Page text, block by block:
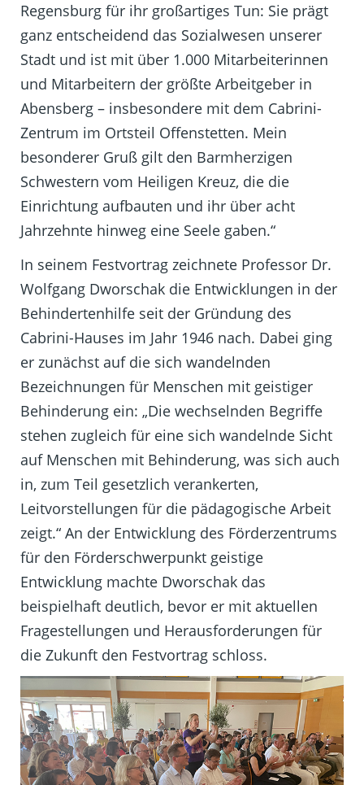
Regensburg für ihr großartiges Tun: Sie prägt
ganz entscheidend das Sozialwesen unserer
Stadt und ist mit über 1.000 Mitarbeiterinnen
und Mitarbeitern der größte Arbeitgeber in
Abensberg – insbesondere mit dem Cabrini-
Zentrum im Ortsteil Offenstetten. Mein
besonderer Gruß gilt den Barmherzigen
Schwestern vom Heiligen Kreuz, die die
Einrichtung aufbauten und ihr über acht
Jahrzehnte hinweg eine Seele gaben.“
In seinem Festvortrag zeichnete Professor Dr.
Wolfgang Dworschak die Entwicklungen in der
Behindertenhilfe seit der Gründung des
Cabrini-Hauses im Jahr 1946 nach. Dabei ging
er zunächst auf die sich wandelnden
Bezeichnungen für Menschen mit geistiger
Behinderung ein: „Die wechselnden Begriffe
stehen zugleich für eine sich wandelnde Sicht
auf Menschen mit Behinderung, was sich auch
in, zum Teil gesetzlich verankerten,
Leitvorstellungen für die pädagogische Arbeit
zeigt.“ An der Entwicklung des Förderzentrums
für den Förderschwerpunkt geistige
Entwicklung machte Dworschak das
beispielhaft deutlich, bevor er mit aktuellen
Fragestellungen und Herausforderungen für
die Zukunft den Festvortrag schloss.